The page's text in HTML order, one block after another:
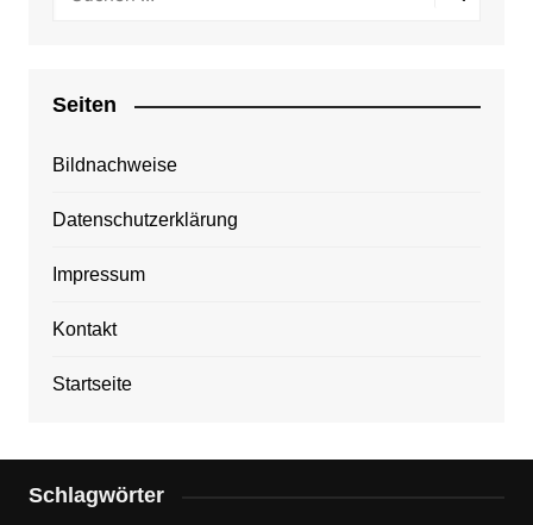
Seiten
Bildnachweise
Datenschutzerklärung
Impressum
Kontakt
Startseite
Schlagwörter